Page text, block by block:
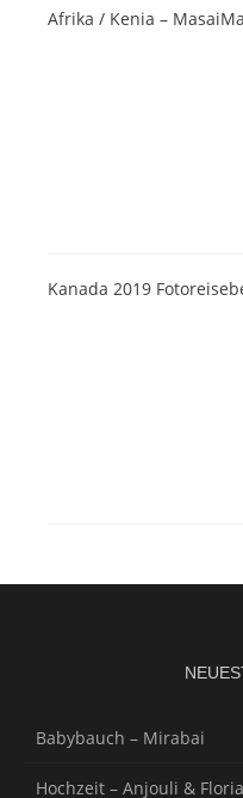
Afrika / Kenia –
Kanada 2019
Babybauch – Mirabai
Hochzeit – Anjouli &